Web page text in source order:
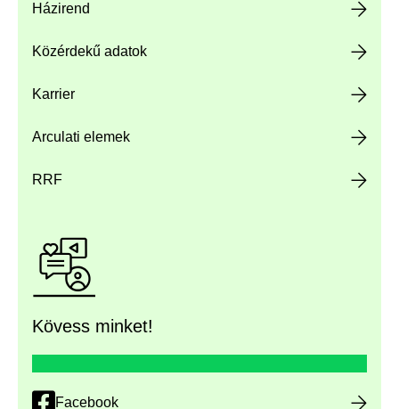
Házirend
Közérdekű adatok
Karrier
Arculati elemek
RRF
Kövess minket!
Facebook